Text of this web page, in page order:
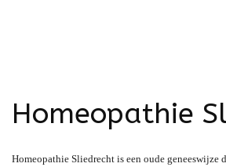
Homeopathie
Homeopathie Sliedrecht is een oude geneeswijze